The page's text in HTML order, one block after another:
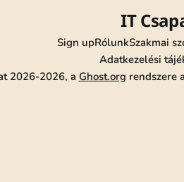
IT
Sign upRólunkSzakmai
Adatkezelési
2026-2026, a Ghost.org rendszere